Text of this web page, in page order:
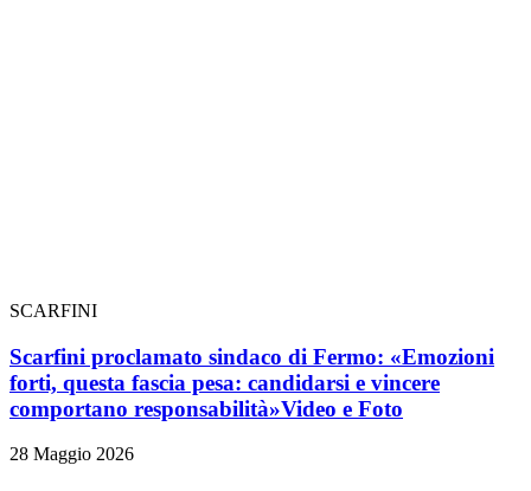
SCARFINI
Scarfini proclamato sindaco di Fermo: «Emozioni
forti, questa fascia pesa: candidarsi e vincere
comportano responsabilità»Video e Foto
28 Maggio 2026